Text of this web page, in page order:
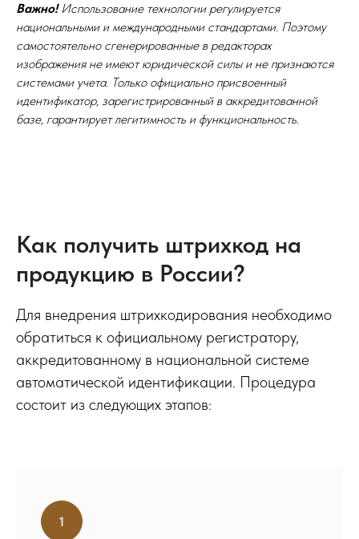
Важно!Использование технологии регулируется
национальными и международными стандартами. Поэтому
самостоятельно сгенерированные в редакторах
изображения не имеют юридической силы и не признаются
системами учета. Только официально присвоенный
идентификатор, зарегистрированный в аккредитованной
базе, гарантирует легитимность и функциональность.
Как получить штрихкод на
продукцию в России?
Для внедрения штрихкодирования необходимо
обратиться к официальному регистратору,
аккредитованному в национальной системе
автоматической идентификации. Процедура
состоит из следующих этапов: